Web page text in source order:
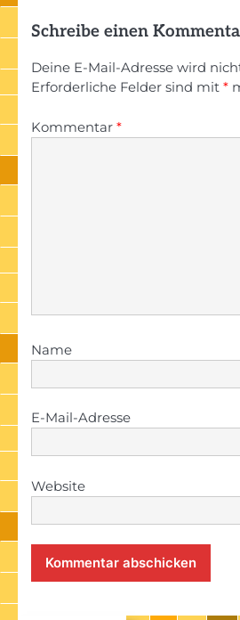
Schreibe einen
Deine E-Mail-Adresse wird
Erforderliche Felder sind mit *
Kommentar *
Name
E-Mail-Adresse
Website